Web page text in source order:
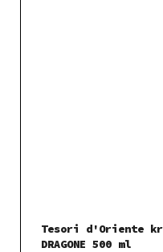
Tesori d'Oriente
DRAGONE 500 ml